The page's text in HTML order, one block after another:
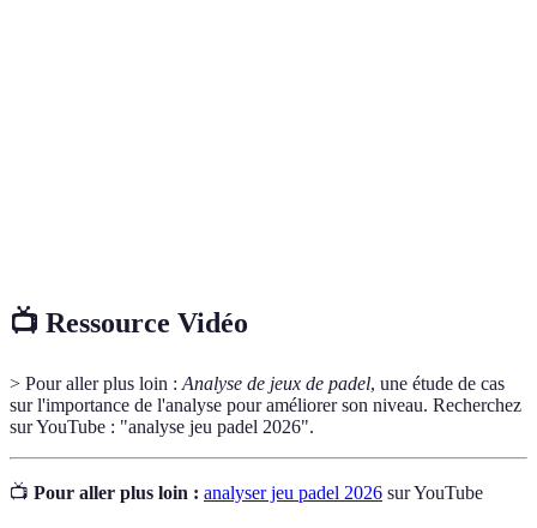
📺 Ressource Vidéo
> Pour aller plus loin :Analyse de jeux de padel, une étude de cas
sur l'importance de l'analyse pour améliorer son niveau. Recherchez
sur YouTube : "analyse jeu padel 2026".
📺 Pour aller plus loin : analyser jeu padel 2026 sur YouTube